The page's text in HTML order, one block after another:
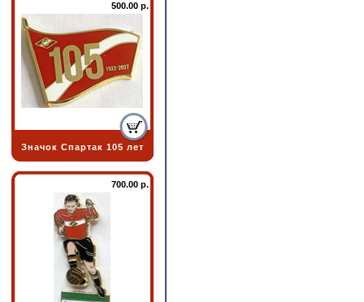
500.00 р.
Значок Спартак 105 лет
700.00 р.